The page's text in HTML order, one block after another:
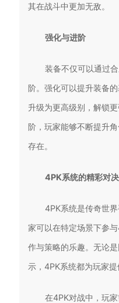
其在战斗中更加无敌。
强化与进阶
装备不仅可以通过
阶。强化可以提升装备
升级为更高级别，解锁
阶，玩家能够不断提升
存在。
4PK系统的精彩对决
4PK系统是传奇世
家可以在特定场景下参
作与策略的乐趣。无论
示，4PK系统都为玩家提
在4PK对战中，玩